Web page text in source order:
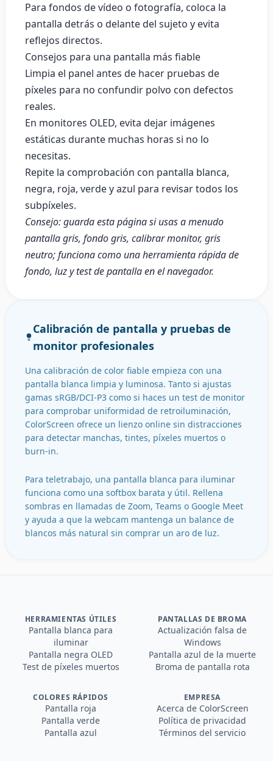
Para fondos de vídeo o fotografía, coloca la
pantalla detrás o delante del sujeto y evita
reflejos directos.
Consejos para una pantalla más fiable
Limpia el panel antes de hacer pruebas de
píxeles para no confundir polvo con defectos
reales.
En monitores OLED, evita dejar imágenes
estáticas durante muchas horas si no lo
necesitas.
Repite la comprobación con pantalla blanca,
negra, roja, verde y azul para revisar todos los
subpíxeles.
Consejo: guarda esta página si usas a menudo
pantalla gris, fondo gris, calibrar monitor, gris
neutro; funciona como una herramienta rápida de
fondo, luz y test de pantalla en el navegador.
Calibración de pantalla y pruebas de
monitor profesionales
Una calibración de color fiable empieza con una
pantalla blanca limpia y luminosa. Tanto si ajustas
gamas sRGB/DCI-P3 como si haces un test de monitor
para comprobar uniformidad de retroiluminación,
ColorScreen ofrece un lienzo online sin distracciones
para detectar manchas, tintes, píxeles muertos o
burn-in.
Para teletrabajo, una pantalla blanca para iluminar
funciona como una softbox barata y útil. Rellena
sombras en llamadas de Zoom, Teams o Google Meet
y ayuda a que la webcam mantenga un balance de
blancos más natural sin comprar un aro de luz.
HERRAMIENTAS ÚTILES
Pantalla blanca para
iluminar
Pantalla negra OLED
Test de píxeles muertos
PANTALLAS DE BROMA
Actualización falsa de
Windows
Pantalla azul de la muerte
Broma de pantalla rota
COLORES RÁPIDOS
Pantalla roja
Pantalla verde
Pantalla azul
EMPRESA
Acerca de ColorScreen
Política de privacidad
Términos del servicio